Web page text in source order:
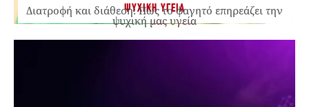
ΨΥΧΙΚΗ ΥΓΕΙΑ
Διατροφή και διάθεση: Πώς το φαγητό επηρεάζει την
ψυχική μας υγεία